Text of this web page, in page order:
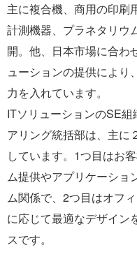
主に複合機、商用の印刷
計測機器、プラネタリウ
開。他、日本市場に合わ
ューションの提供により
力を入れています。
ITソリューションのSE
アリング統括部は、主に
しています。1つ目はお
ム提供やアプリケーショ
ム関係で、2つ目はオフ
に応じて最適なデザイン
スです。